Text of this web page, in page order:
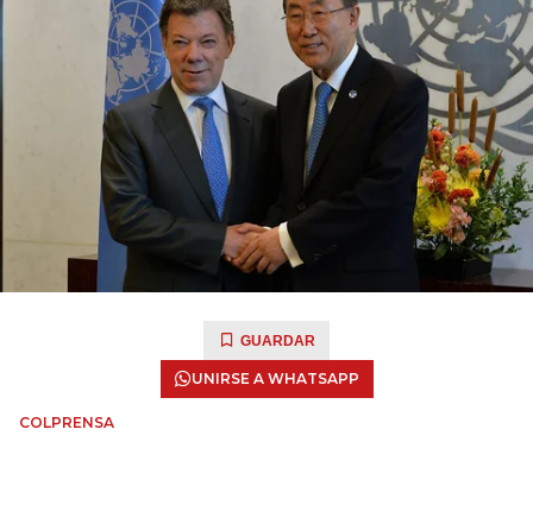
GUARDAR
UNIRSE A WHATSAPP
COLPRENSA